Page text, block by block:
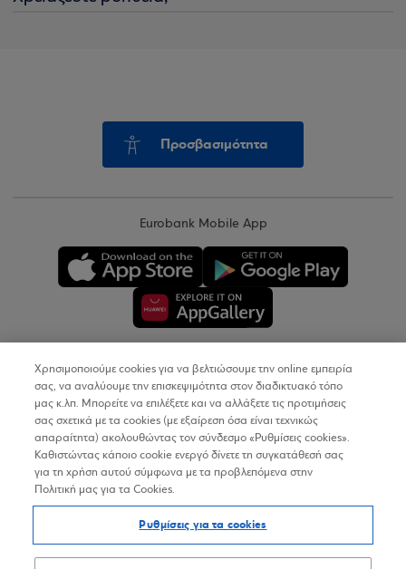
Προσβασιμότητα
Eurobank Mobile App
Copyright © 2026
Όροι Χρήσης
Προσωπικά Δεδομένα στον Διαδικτυακό Τόπο
Δήλωση Προσβασιμότητας
Sitemap
Χρησιμοποιούμε cookies για να βελτιώσουμε την online εμπειρία
σας, να αναλύουμε την επισκεψιμότητα στον διαδικτυακό τόπο
μας κ.λπ. Μπορείτε να επιλέξετε και να αλλάξετε τις προτιμήσεις
σας σχετικά με τα cookies (με εξαίρεση όσα είναι τεχνικώς
απαραίτητα) ακολουθώντας τον σύνδεσμο «Ρυθμίσεις cookies».
Καθιστώντας κάποιο cookie ενεργό δίνετε τη συγκατάθεσή σας
για τη χρήση αυτού σύμφωνα με τα προβλεπόμενα στην
Πολιτική μας για τα Cookies.
Ρυθμίσεις για τα cookies